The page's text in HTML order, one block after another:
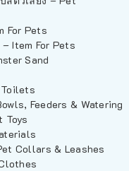
For Pets
Item For Pets
Sand
Feeders & Watering
Toys
Collars & Leashes